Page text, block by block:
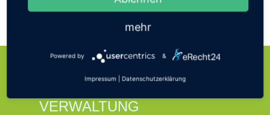
Tourist-Info Bad Breisig
ÖFFNUNGSZEITEN
VERWALTUNG
mehr
Powered by &
Impressum Datenschutzerklärung